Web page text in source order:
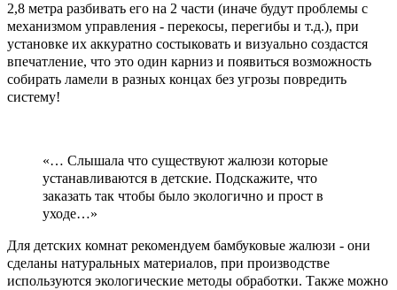
2,8 метра разбивать его на 2 части (иначе будут проблемы с
механизмом управления - перекосы, перегибы и т.д.), при
установке их аккуратно состыковать и визуально создастся
впечатление, что это один карниз и появиться возможность
собирать ламели в разных концах без угрозы повредить
систему!
«… Слышала что существуют жалюзи которые
устанавливаются в детские. Подскажите, что
заказать так чтобы было экологично и прост в
уходе…»
Для детских комнат рекомендуем бамбуковые жалюзи - они
сделаны натуральных материалов, при производстве
используются экологические методы обработки. Также можно